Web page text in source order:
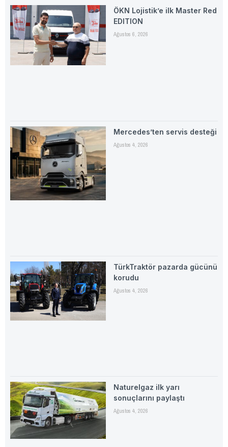
ÖKN Lojistik’e ilk Master Red
EDITION
Ağustos 6, 2026
Mercedes’ten servis desteği
Ağustos 4, 2026
TürkTraktör pazarda gücünü
korudu
Ağustos 4, 2026
Naturelgaz ilk yarı
sonuçlarını paylaştı
Ağustos 4, 2026